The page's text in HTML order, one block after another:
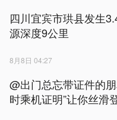
四川宜宾市珙县发生
源深度9公里
8月8日 04:27
@出门总忘带证件的
时乘机证明”让你丝滑